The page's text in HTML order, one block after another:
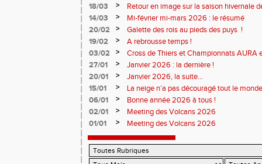
18/03
>
Retour en image sur la saison hivernale
14/03
>
Mi-février mi-mars 2026 : le résumé
20/02
>
Galette des rois au pieds des puys !
19/02
>
A rebrousse temps !
03/02
>
Cross de Thiers et Championnats AURA
27/01
>
Janvier 2026 : la dernière !
20/01
>
Janvier 2026, la suite...
15/01
>
La neige n’a pas découragé tout le
06/01
>
Bonne année 2026 à tous !
02/01
>
Meeting des Volcans 2026
01/01
> Meeting des Volcans 2026